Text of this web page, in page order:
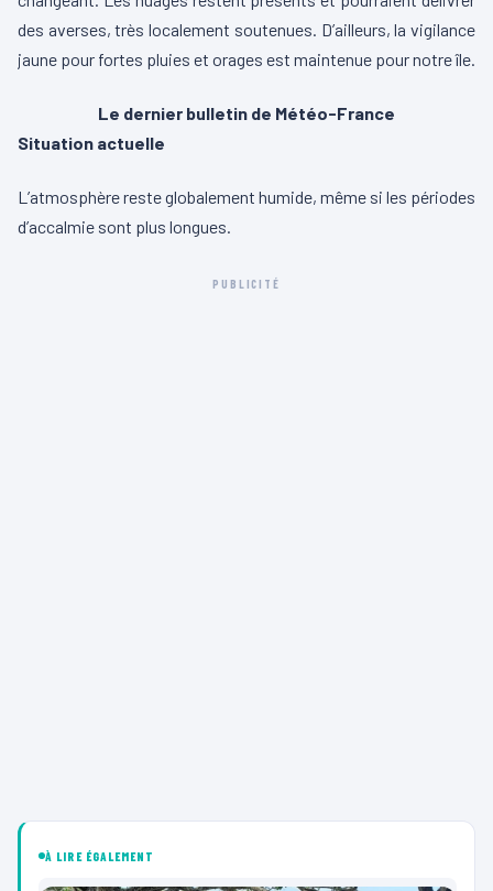
des averses, très localement soutenues. D’ailleurs, la vigilance
jaune pour fortes pluies et orages est maintenue pour notre île.
Le dernier bulletin de Météo-France
Situation actuelle
L’atmosphère reste globalement humide, même si les périodes
d’accalmie sont plus longues.
PUBLICITÉ
À LIRE ÉGALEMENT